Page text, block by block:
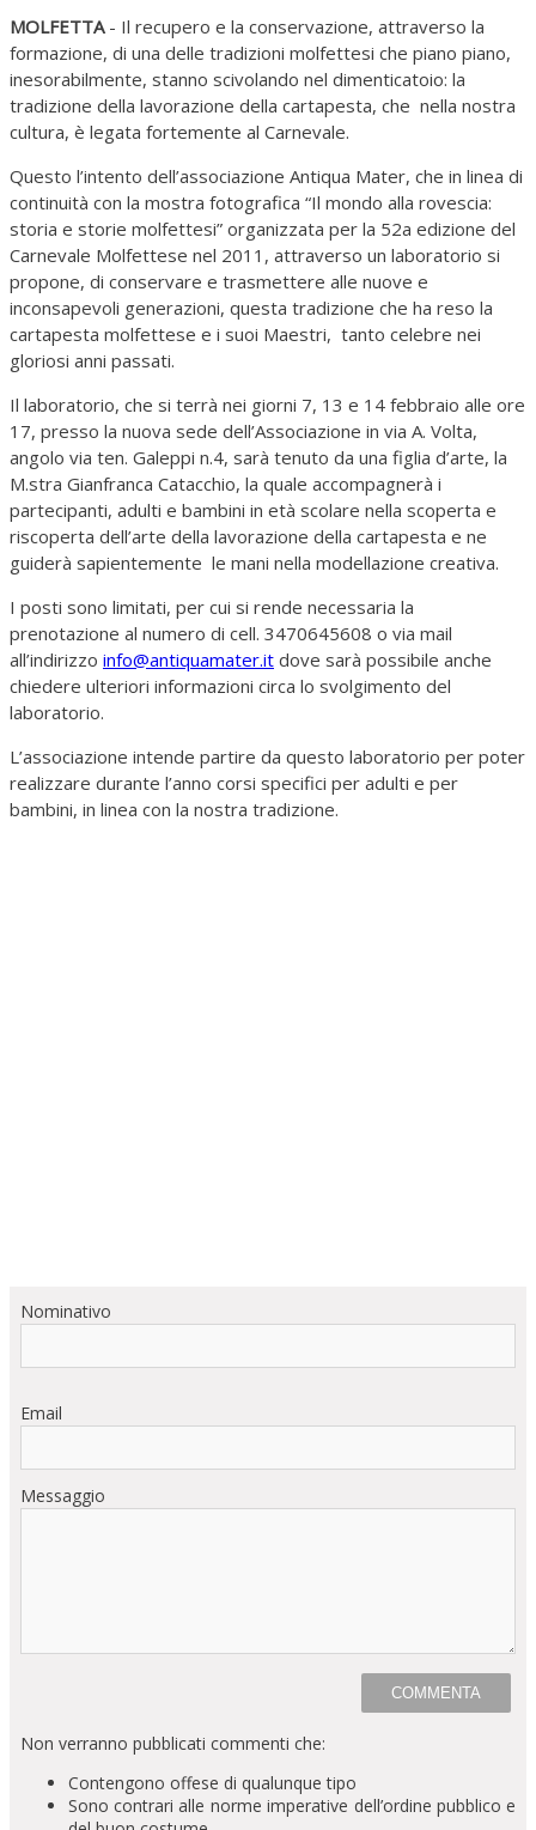
MOLFETTA- Il recupero e la conservazione, attraverso la
formazione, di una delle tradizioni molfettesi che piano piano,
inesorabilmente, stanno scivolando nel dimenticatoio: la
tradizione della lavorazione della cartapesta, che nella nostra
cultura, è legata fortemente al Carnevale.
Questo l’intento dell’associazione Antiqua Mater, che in linea di
continuità con la mostra fotografica “Il mondo alla rovescia:
storia e storie molfettesi” organizzata per la 52a edizione del
Carnevale Molfettese nel 2011, attraverso un laboratorio si
propone, di conservare e trasmettere alle nuove e
inconsapevoli generazioni, questa tradizione che ha reso la
cartapesta molfettese e i suoi Maestri, tanto celebre nei
gloriosi anni passati.
Il laboratorio, che si terrà nei giorni 7, 13 e 14 febbraio alle ore
17, presso la nuova sede dell’Associazione in via A. Volta,
angolo via ten. Galeppi n.4, sarà tenuto da una figlia d’arte, la
M.stra Gianfranca Catacchio, la quale accompagnerà i
partecipanti, adulti e bambini in età scolare nella scoperta e
riscoperta dell’arte della lavorazione della cartapesta e ne
guiderà sapientemente le mani nella modellazione creativa.
I posti sono limitati, per cui si rende necessaria la
prenotazione al numero di cell. 3470645608 o via mail
all’indirizzo info@antiquamater.it dove sarà possibile anche
chiedere ulteriori informazioni circa lo svolgimento del
laboratorio.
L’associazione intende partire da questo laboratorio per poter
realizzare durante l’anno corsi specifici per adulti e per
bambini, in linea con la nostra tradizione.
Nominativo
Email
Messaggio
Non verranno pubblicati commenti che:
Contengono offese di qualunque tipo
Sono contrari alle norme imperative dell’ordine pubblico e